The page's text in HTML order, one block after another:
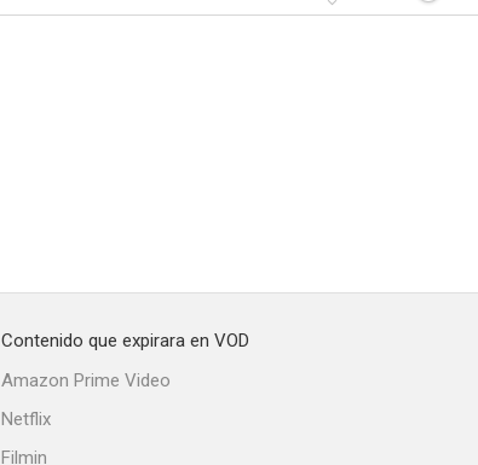
Contenido que expirara en VOD
Amazon Prime Video
Netflix
Filmin